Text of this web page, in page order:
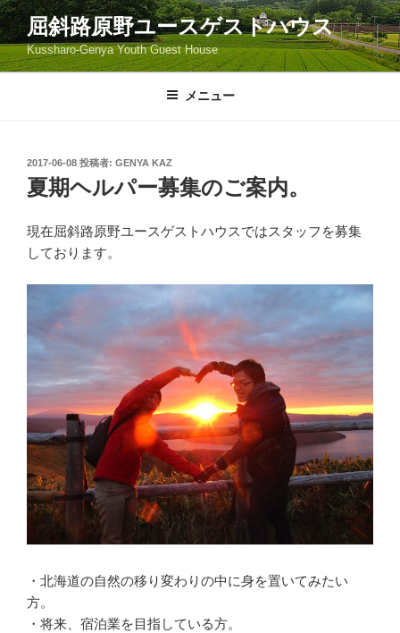
コ
ン
テ
ン
屈斜路原野ユースゲストハウス
Kussharo-Genya Youth Guest House
メニュー
投
稿
日:
2017-06-08 投稿者: GENYA KAZ
夏期ヘルパー募集のご案内。
現在屈斜路原野ユースゲストハウスではスタッフを募集
しております。
・北海道の自然の移り変わりの中に身を置いてみたい
方。
・将来、宿泊業を目指している方。